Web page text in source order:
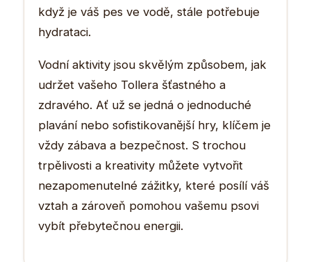
když je váš pes ve vodě, stále potřebuje
hydrataci.
Vodní aktivity jsou skvělým způsobem, jak
udržet vašeho Tollera šťastného a
zdravého. Ať už se jedná o jednoduché
plavání nebo sofistikovanější hry, klíčem je
vždy zábava a bezpečnost. S trochou
trpělivosti a kreativity můžete vytvořit
nezapomenutelné zážitky, které posílí váš
vztah a zároveň pomohou vašemu psovi
vybít přebytečnou energii.